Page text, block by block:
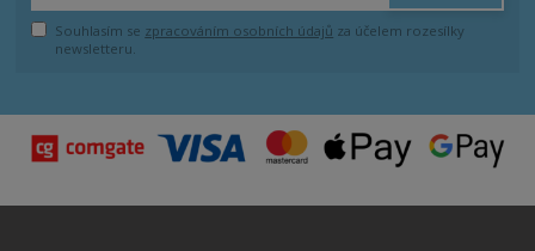
Souhlasím se zpracováním osobních údajů za účelem rozesílky
newsletteru.